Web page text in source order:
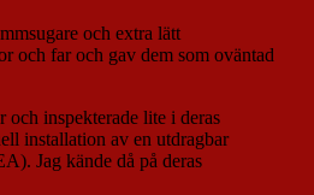
och extra lätt
och far och gav dem som oväntad
och inspekterade lite i deras
installation av en utdragbar
Jag kände då på deras